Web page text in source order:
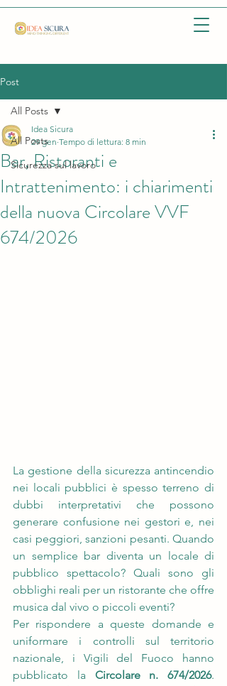
Post
All Posts
Sicurezza sul lavoro
All Posts
Bar, Ristoranti e
Intrattenimento: i chiarimenti
della nuova Circolare VVF
674/2026
Idea Sicura
29 gen Tempo di lettura: 8 min
La gestione della sicurezza antincendio
nei locali pubblici è spesso terreno di
dubbi interpretativi che possono
generare confusione nei gestori e, nei
casi peggiori, sanzioni pesanti. Quando
un semplice bar diventa un locale di
pubblico spettacolo? Quali sono gli
obblighi reali per un ristorante che offre
musica dal vivo o piccoli eventi?
Per rispondere a queste domande e
uniformare i controlli sul territorio
nazionale, i Vigili del Fuoco hanno
pubblicato la Circolare n. 674/2026.